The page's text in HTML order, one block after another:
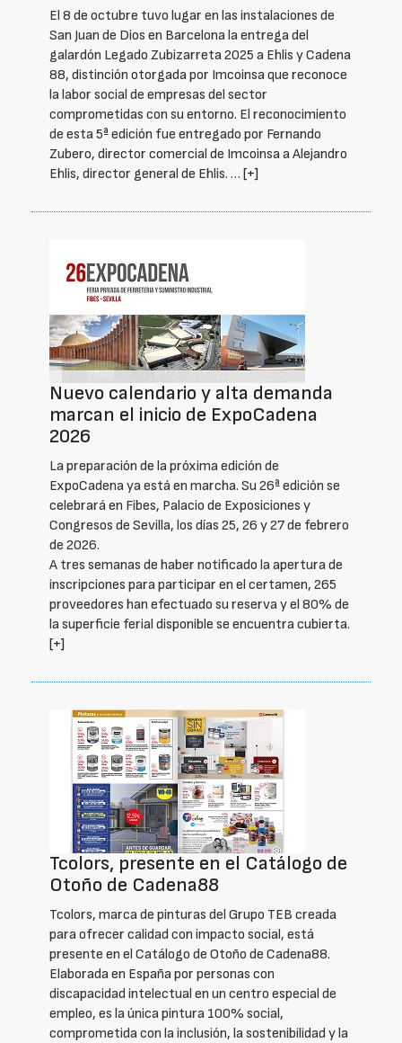
El 8 de octubre tuvo lugar en las instalaciones de
San Juan de Dios en Barcelona la entrega del
galardón Legado Zubizarreta 2025 a Ehlis y Cadena
88, distinción otorgada por Imcoinsa que reconoce
la labor social de empresas del sector
comprometidas con su entorno. El reconocimiento
de esta 5ª edición fue entregado por Fernando
Zubero, director comercial de Imcoinsa a Alejandro
Ehlis, director general de Ehlis. … [+]
Nuevo calendario y alta demanda
marcan el inicio de ExpoCadena
2026
La preparación de la próxima edición de
ExpoCadena ya está en marcha. Su 26ª edición se
celebrará en Fibes, Palacio de Exposiciones y
Congresos de Sevilla, los días 25, 26 y 27 de febrero
de 2026.
A tres semanas de haber notificado la apertura de
inscripciones para participar en el certamen, 265
proveedores han efectuado su reserva y el 80% de
la superficie ferial disponible se encuentra cubierta.
[+]
Tcolors, presente en el Catálogo de
Otoño de Cadena88
Tcolors, marca de pinturas del Grupo TEB creada
para ofrecer calidad con impacto social, está
presente en el Catálogo de Otoño de Cadena88.
Elaborada en España por personas con
discapacidad intelectual en un centro especial de
empleo, es la única pintura 100% social,
comprometida con la inclusión, la sostenibilidad y la